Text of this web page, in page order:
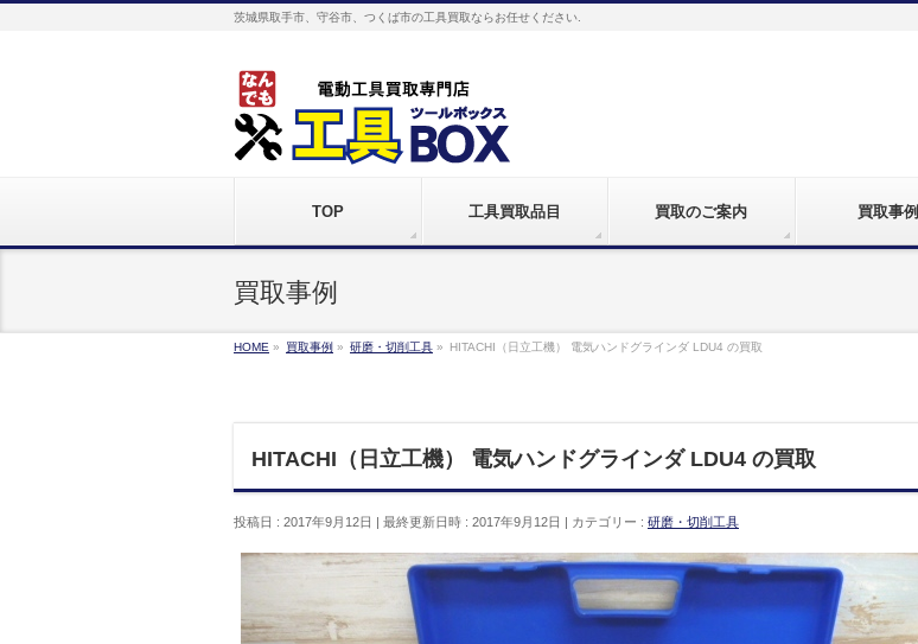
茨城県取手市、守谷市、つくば市の工具買取ならお任せください.
TOP 工具買取品目 買取のご案内 買取事例
買取事例
HOME » 買取事例 » 研磨・切削工具 » HITACHI（日立工機） 電気ハンドグラインダ LDU4 の買取
HITACHI（日立工機） 電気ハンドグラインダ LDU4 の買取
投稿日 : 2017年9月12日 最終更新日時 : 2017年9月12日 カテゴリー : 研磨・切削工具